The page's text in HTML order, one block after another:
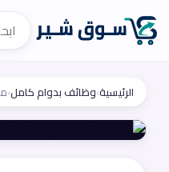
الرئيسية›وظائف بدوام كامل›